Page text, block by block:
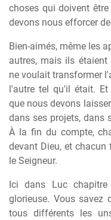
choses qui doivent
devons nous efforcer
Bien-aimés, même les
autres, mais ils
ne voulait transformer
l'autre tel qu'il était.
que nous devons
dans ses projets, dans
À la fin du compte,
devant Dieu, et
le Seigneur.
Ici dans Luc
glorieuse. Vous savez
tous différents les